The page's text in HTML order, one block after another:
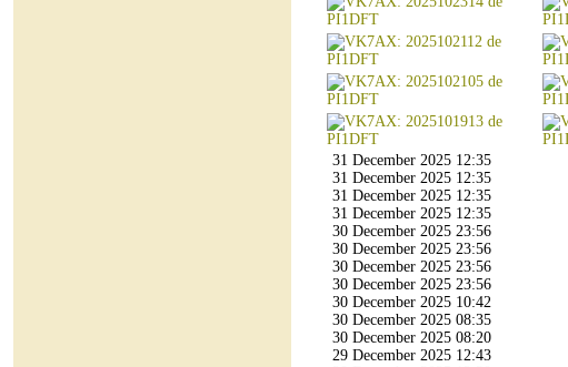
31 December 2025 12:35
31 December 2025 12:35
31 December 2025 12:35
31 December 2025 12:35
30 December 2025 23:56
30 December 2025 23:56
30 December 2025 23:56
30 December 2025 23:56
30 December 2025 10:42
30 December 2025 08:35
30 December 2025 08:20
29 December 2025 12:43